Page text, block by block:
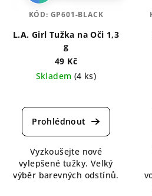
L.A. Girl Tužka na Oči 1,3
g
49 Kč
Skladem (4 ks)
hodnocení
produktu
z
5
hvězdiček.
Vyzkoušejte nové
vylepšené tužky. Velký
výběr barevných odstínů.
KÓD: GP601-BLACK